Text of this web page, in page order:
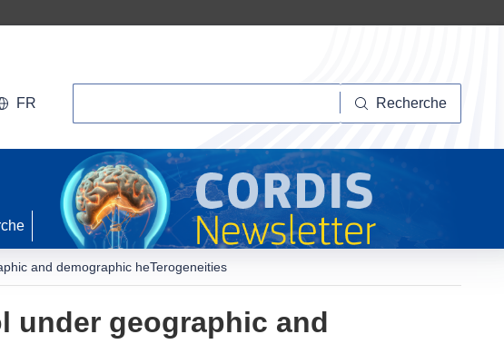
FR Recherche
and demographic heTerogeneities
under geographic and